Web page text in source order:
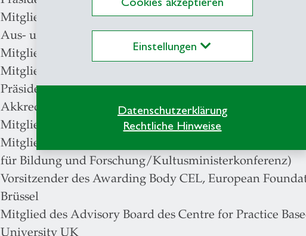
Einstellungen
Datenschutzerklärung
Rechtliche Hinweise
Mitglied der Enquetekommision «Fit fürs Leben in der
Aus- und Weiterbildung» des Landtags Baden-
Mitglied der Jury zur Vergabe des Friedrich-Edding-
Mitglied der Jury «Netzwerk Bildungsforschung» der
Präsident des wissenschaftlichen Beirats für
Akkreditierung und Qualitätssicherung)
Mitglied im Stiftungsbeirat der Thurgauischen Stiftung
Mitglied im wissenschaftlichen Beirat «Nationale
für Bildung und Forschung/Kultusministerkonferenz)
Vorsitzender des Awarding Body CEL, European
Brüssel
Mitglied des Advisory Board des Centre for Practice
University UK